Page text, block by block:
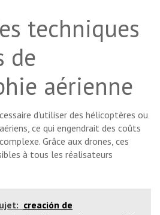
techniques
de
aérienne
d’utiliser des hélicoptères ou
ce qui engendrait des coûts
Grâce aux drones, ces
à tous les réalisateurs
creación de